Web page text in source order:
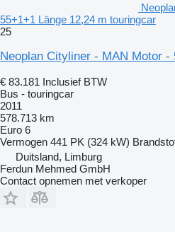
55+1+1 Länge 12,24 m touringcar
25
Neoplan Cityliner - MAN Motor -
€ 83.181 Inclusief BTW
Bus - touringcar
2011
578.713 km
Euro 6
Vermogen 441 PK (324 kW)
Duitsland, Limburg
Ferdun Mehmed GmbH
Contact opnemen met verkoper